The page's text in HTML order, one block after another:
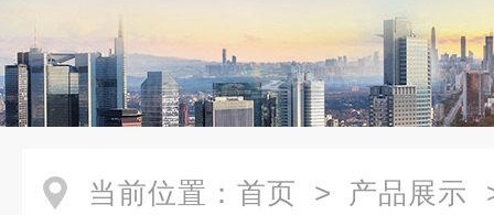
当前位置： 首页 > 产品展示